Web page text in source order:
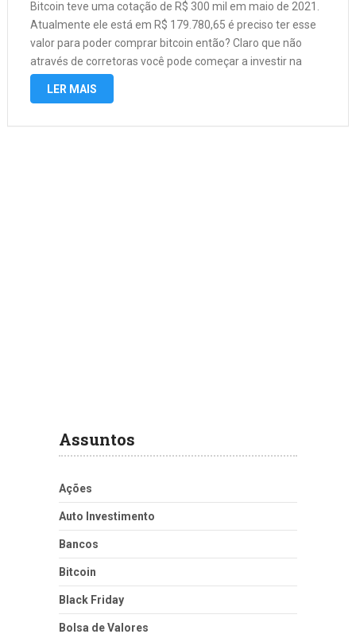
Bitcoin teve uma cotação de R$ 300 mil em maio de 2021.
Atualmente ele está em R$ 179.780,65 é preciso ter esse
valor para poder comprar bitcoin então? Claro que não
através de corretoras você pode começar a investir na
moeda virtual com apenas 50 reais. …
LER MAIS
Assuntos
Ações
Auto Investimento
Bancos
Bitcoin
Black Friday
Bolsa de Valores